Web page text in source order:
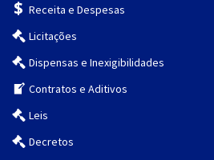
Receita e Despesas
Licitações
Dispensas e Inexigibilidades
Contratos e Aditivos
Leis
Decretos